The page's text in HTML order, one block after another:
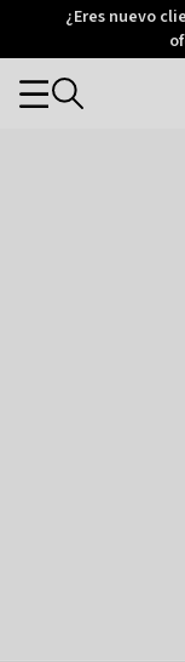
Otrium¿Eres nuevo
Categories